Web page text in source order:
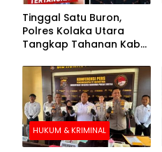
Tinggal Satu Buron,
Polres Kolaka Utara
Tangkap Tahanan Kabur
Pengejaran
HUKUM & KRIMINAL